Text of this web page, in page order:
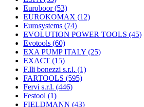
Euroboor(53)
EUROKOMAX (12)
Eurosystems (74)
EVOLUTION POWER TOOLS (45)
Evotools (60)
EXA PUMP ITALY (25)
EXACT (15)
F.lli bonezzi s.r.l. (1)
FARTOOLS (595)
Fervi s.r.l. (446)
Festool (1)
FIELDMANN (43)